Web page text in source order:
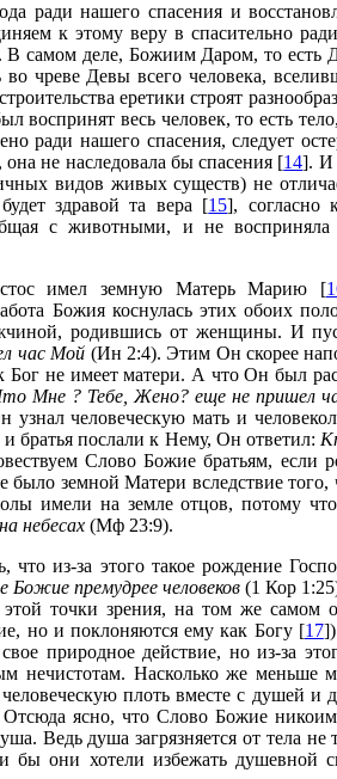
ради нашего спасения и
к этому веру в спасительно
самом деле, Божиим Даром, то есть
чреве Девы всего человека,
еретики строят
воспринят весь человек, то есть
ради нашего спасения, следует
не наследовала бы спасения [14]. И
видов живых существ) не
здравой та вера [15], согласно
с животными, и не восприняла
имел земную Матерь Марию [
Божия коснулась этих обоих
родившись от женщины. И
час Мой (Ин 2:4). Этим Он скорее
не имеет матери. А что Он был
Мне ? Тебе, Жено? еще не пришел
человеческую мать и
братья послали к Нему, Он ответил:
Слово Божие братьям, если
земной Матери вследствие того,
имели на земле отцов, потому
небесах (Мф 23:9).
из-за этого такое рождение
премудрее человеков(1 Кор
точки зрения, на том же самом
но и поклоняются ему как Богу [17
природное действие, но из-за
нечистотам. Насколько же меньше
плоть вместе с душей и
ясно, что Слово Божие
Ведь душа загрязняется от тела не
бы они хотели избежать душевной